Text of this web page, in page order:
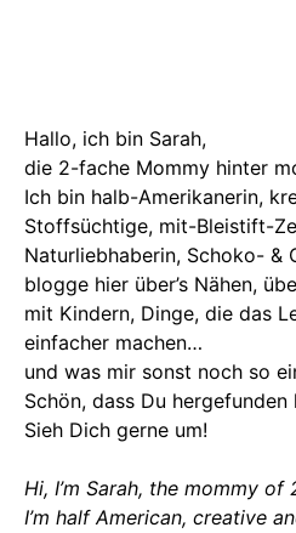
Hallo, ich bin Sarah,
die 2-fache Mommy hinter
Ich bin halb-Amerikanerin,
Stoffsüchtige, mit-Bleistift-
Naturliebhaberin, Schoko- &
blogge hier über’s Nähen,
mit Kindern, Dinge, die das
einfacher machen…
und was mir sonst noch so
Schön, dass Du hergefunden
Sieh Dich gerne um!
Hi, I’m Sarah, the mommy
I’m half American, creative